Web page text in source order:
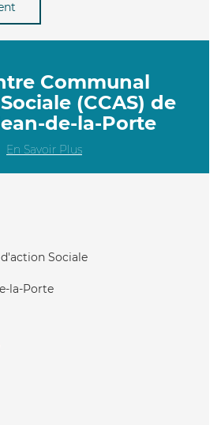
Communal
(CCAS) de
de-la-Porte
En Savoir Plus
Sociale
la-Porte